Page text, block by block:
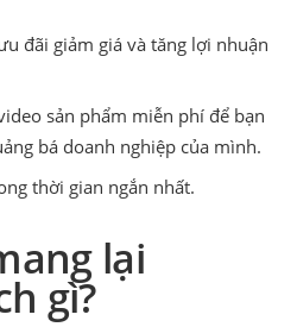
đãi giảm giá và tăng lợi nhuận
sản phẩm miễn phí để bạn
bá doanh nghiệp của mình.
thời gian ngắn nhất.
lại
gì?